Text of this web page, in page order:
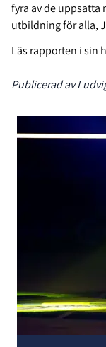
fyra av de uppsatta
utbildning för alla,
Läs rapporten i sin
Publicerad av